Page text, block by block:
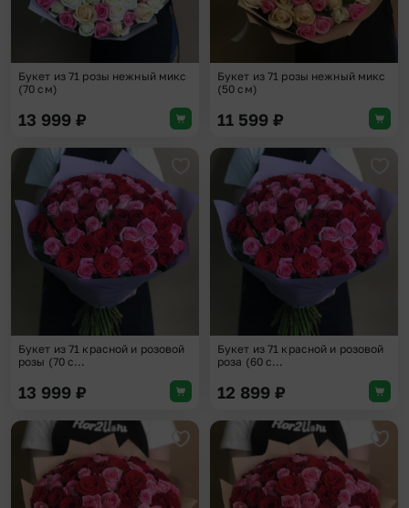
Букет из 71 розы нежный микс
(70 см)
13 999 ₽
Букет из 71 розы нежный микс
(50 см)
11 599 ₽
Добавить в избранное
Букет из 71 красной и розовой
розы (70 с...
13 999 ₽
Букет из 71 красной и розовой
роза (60 с...
12 899 ₽
Добавить в избранное